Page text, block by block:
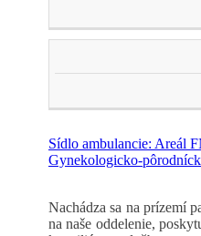
Sídlo ambulancie: Areál
Gynekologicko-
Nachádza sa na prízemí
na naše oddelenie,